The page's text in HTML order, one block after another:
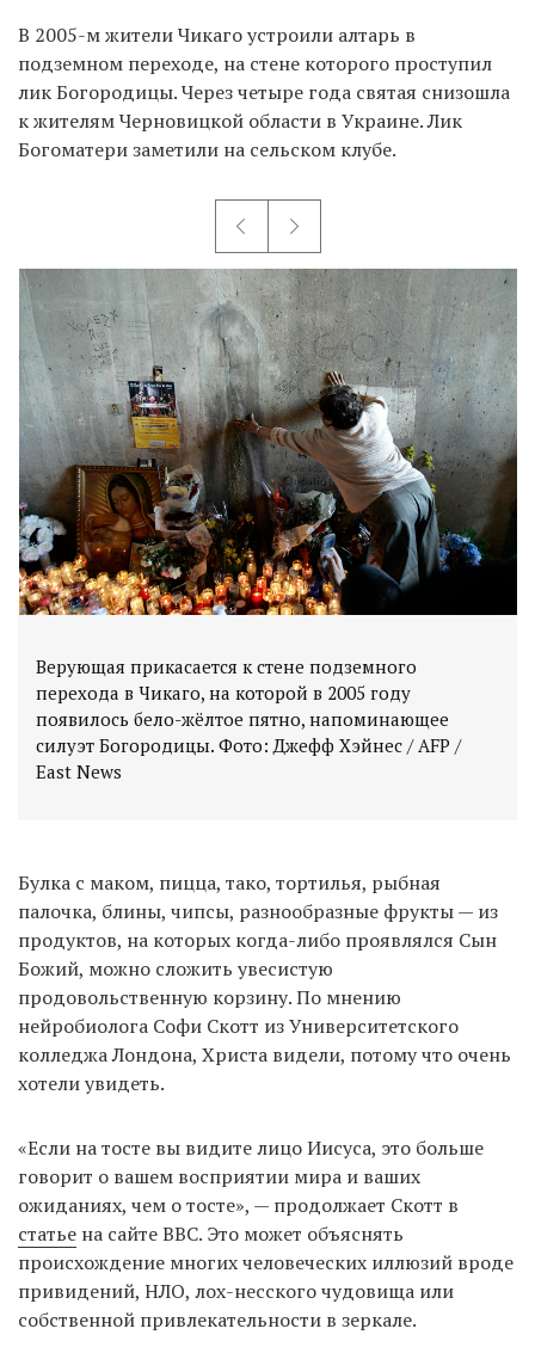
В 2005-м жители Чикаго устроили алтарь в
подземном переходе, на стене которого проступил
лик Богородицы. Через четыре года святая снизошла
к жителям Черновицкой области в Украине. Лик
Богоматери заметили на сельском клубе.
Верующая прикасается к стене подземного
перехода в Чикаго, на которой в 2005 году
появилось бело-жёлтое пятно, напоминающее
силуэт Богородицы. Фото: Джефф Хэйнес / AFP /
Булка с маком, пицца, тако, тортилья, рыбная
палочка, блины, чипсы, разнообразные фрукты — из
продуктов, на которых когда-либо проявлялся Сын
Божий, можно сложить увесистую
продовольственную корзину. По мнению
нейробиолога Софи Скотт из Университетского
колледжа Лондона, Христа видели, потому что очень
хотели увидеть.
«Если на тосте вы видите лицо Иисуса, это больше
говорит о вашем восприятии мира и ваших
ожиданиях, чем о тосте», — продолжает Скотт в
статье на сайте BBC. Это может объяснять
происхождение многих человеческих иллюзий вроде
привидений, НЛО, лох-несского чудовища или
собственной привлекательности в зеркале.